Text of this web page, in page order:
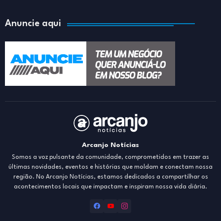
Anuncie aqui
Arcanjo Notícias
Somos a voz pulsante da comunidade, comprometidos em trazer as
últimas novidades, eventos e histórias que moldam e conectam nossa
região. No Arcanjo Notícias, estamos dedicados a compartilhar os
acontecimentos locais que impactam e inspiram nossa vida diária.